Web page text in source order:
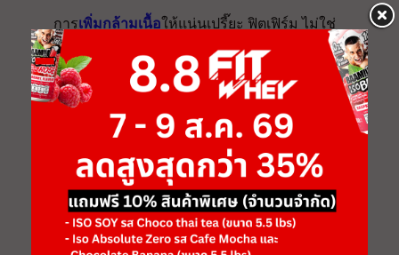
การเพิ่มกล้ามเนื้อให้แน่นเปรี๊ยะ ฟิตเฟิร์ม ไม่ใช่
เรื่องยาก เพียงแค่มีความตั้งใจ หมั่นออกกำลัง
กาย ทานอาหารที่มีประโยชน์ เสริมด้วยเวย์
โปรตีนคุณภาพ คุณก็สามารถบรรลุเป้าหมาย
และกลายเป็นสายลุยที่มีกล้ามเนื้อสุดปังได้อย่าง
แนะนำสินค้าเพิ่มกล้ามเนื้อที่คุ้มที่สุด BAAM
100% MY WHEY เวย์โปรตีนคุณภาพ
ซื้อเลย คลิก!!